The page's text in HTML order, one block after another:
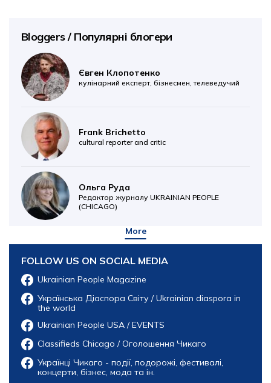
Bloggers / Популярні блогери
Євген Клопотенко
кулінарний експерт, бізнесмен, телеведучий
Frank Brichetto
cultural reporter and critic
Ольга Руда
Редактор журналу UKRAINIAN PEOPLE
(CHICAGO)
More
FOLLOW US ON SOCIAL MEDIA
Ukrainian People Magazine
Українська Діаспора Світу / Ukrainian diaspora in
the world
Ukrainian People USA / EVENTS
Classifieds Chicago / Оголошення Чикаго
Українці Чикаго - події, подорожі, фестивалі,
концерти, бізнес, мода та ін.